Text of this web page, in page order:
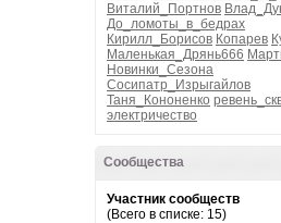
Виталий_Портнов
До_ломоты_в_бедрах
Кирилл_Борисов Копарев
Маленькая_Дрянь666
Новинки_Сезона
Сосипатр_Изрыгайлов
Таня_Кононенко
электричество
Сообщества
Участник сообществ
(Всего в списке: 15)